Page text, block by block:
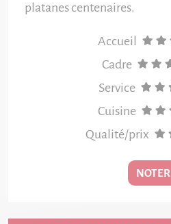
platanes centenaires.
Accueil
Cadre
Service
Cuisine
Qualité/prix
NOTER